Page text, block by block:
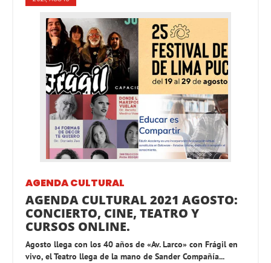
AGENDA CULTURAL
AGENDA CULTURAL 2021 AGOSTO:
CONCIERTO, CINE, TEATRO Y
CURSOS ONLINE.
Agosto llega con los 40 años de «Av. Larco» con Frágil en
vivo, el Teatro llega de la mano de Sander Compañía...